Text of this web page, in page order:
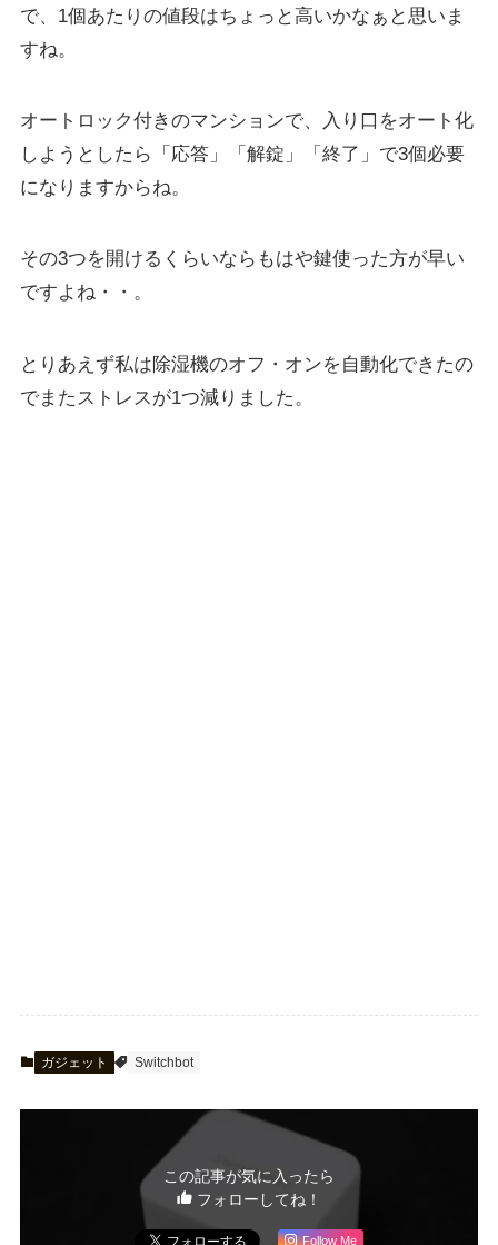
で、1個あたりの値段はちょっと高いかなぁと思いま
すね。
オートロック付きのマンションで、入り口をオート化
しようとしたら「応答」「解錠」「終了」で3個必要
になりますからね。
その3つを開けるくらいならもはや鍵使った方が早い
ですよね・・。
とりあえず私は除湿機のオフ・オンを自動化できたの
でまたストレスが1つ減りました。
ガジェット Switchbot
この記事が気に入ったら
フォローしてね！
Follow Me